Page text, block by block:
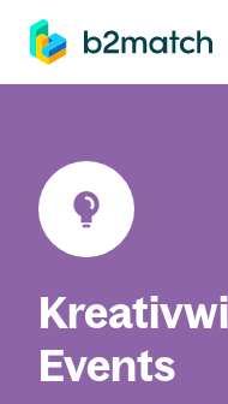
springen
Events